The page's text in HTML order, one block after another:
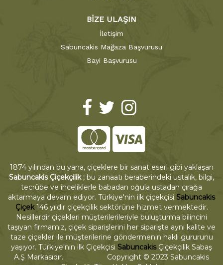
BİZE ULAŞIN
İletişim
Sabuncakis Mağaza Başvurusu
Bayi Başvurusu
1874 yılından bu yana, çiçeklere bir sanat eseri gibi yaklaşan
Sabuncakis Çiçekçilik ; bu zanaatı beraberindeki ustalık, bilgi,
tecrübe ve inceliklerle babadan oğula ustadan çırağa
aktarmaya devam ediyor. Türkiye'nin ilk çiçekçisi Sabuncakis
Çiçek146 yıldır çiçekçilik sektörüne hizmet vermektedir.
Nesillerdir çiçekleri müşterilerileriyle buluşturma bilincini
taşıyan firmamız, çiçek siparişlerini her siparişte aynı kalite ve
taze çiçekler ile müşterilerine göndermenin haklı gururunu
yaşıyor. Türkiye'nin ilk Çiçekçisi SabuncakisÇiçekçilik Sabaş
A.Ş Markasıdır. Copyright © 2023 Sabuncakis